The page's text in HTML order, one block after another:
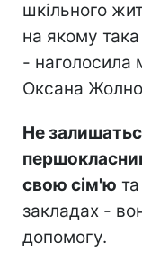
шкільного
на якому
- наголосила
Оксана
Не
свою сім'ю
закладах -
допомогу.